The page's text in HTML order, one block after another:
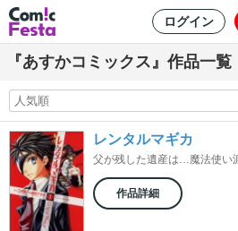
ログイン
『あすかコミックス』作品一覧
レンタルマギカ
父が残した遺産は…魔法使い
作品詳細